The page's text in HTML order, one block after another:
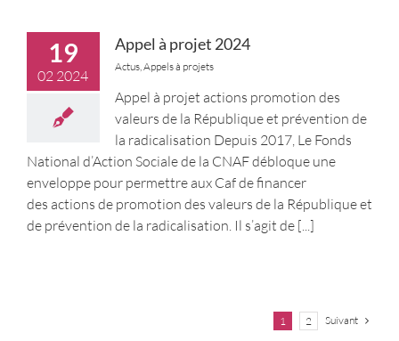
19
02 2024
Appel à projet 2024
Actus,Appels à projets
Appel à projet actions promotion des
valeurs de la République et prévention de
la radicalisation Depuis 2017, Le Fonds
National d’Action Sociale de la CNAF débloque une
enveloppe pour permettre aux Caf de financer
des actions de promotion des valeurs de la République et
de prévention de la radicalisation. Il s’agit de [...]
1 2 Suivant